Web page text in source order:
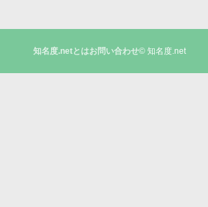
知名度.netとはお問い合わせ© 知名度.net